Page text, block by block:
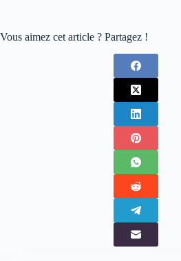
Vous aimez cet article ? Partagez !